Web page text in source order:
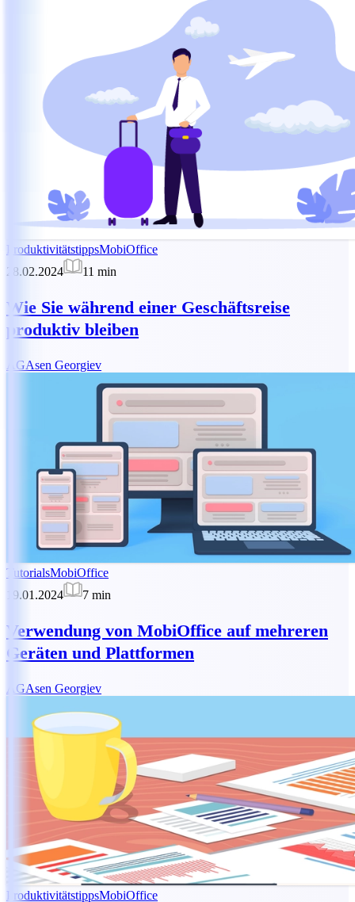
ProduktivitätstippsMobiOffice
28.02.2024
11 min
Wie Sie während einer Geschäftsreise
produktiv bleiben
AGAsen Georgiev
TutorialsMobiOffice
19.01.2024
7 min
Verwendung von MobiOffice auf mehreren
Geräten und Plattformen
AGAsen Georgiev
ProduktivitätstippsMobiOffice